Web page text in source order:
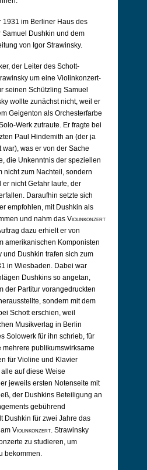
1931 im Berliner Haus des
Samuel Dushkin und dem
von Igor Strawinsky.
der Leiter des Schott-
um eine Violinkonzert-
seinen Schützling Samuel
wollte zunächst nicht, weil er
Geigenton als Orchesterfarbe
Werk zutraute. Er fragte bei
Paul Hindemith an (der ja
war), was er von der Sache
die Unkenntnis der speziellen
nicht zum Nachteil, sondern
nicht Gefahr laufe, der
Daraufhin setzte sich
empfohlen, mit Dushkin als
und nahm das Violinkonzert
dazu erhielt er von
amerikanischen Komponisten
und Dushkin trafen sich zum
in Wiesbaden. Dabei war
Dushkins so angetan,
der Partitur vorangedruckten
sondern mit dem
Schott erschien, weil
Musikverlag in Berlin
Solowerk für ihn schrieb, für
publikumswirksame
für Violine und Klavier
auf diese Weise
jeweils ersten Notenseite mit
der Dushkins Beteiligung an
gebührend
Dushkin für zwei Jahre das
Violinkonzert. Strawinsky
zu studieren, um
bekommen.